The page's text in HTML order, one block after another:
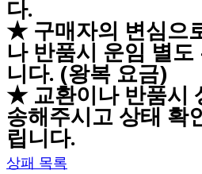
다.
★ 구매자의 변심으
나 반품시 운임 별
니다. (왕복 요금)
★ 교환이나 반품시
송해주시고 상태 확
립니다.
상패 목록